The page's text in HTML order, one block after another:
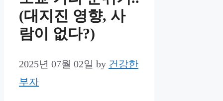
(대지진 영향, 사
람이 없다?)
2025년 07월 02일 by 건강한
부자